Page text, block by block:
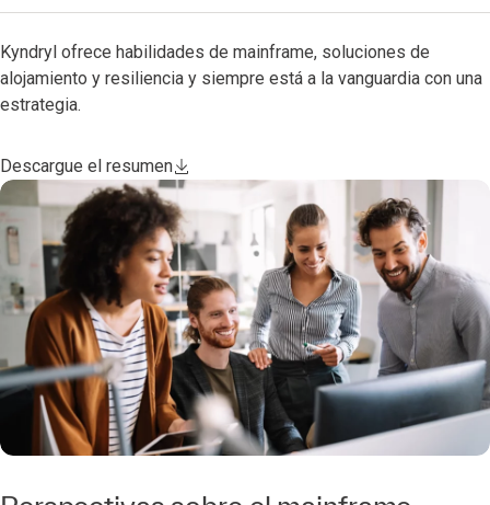
Kyndryl ofrece habilidades de mainframe, soluciones de
alojamiento y resiliencia y siempre está a la vanguardia con una
estrategia.
Descargue el resumen